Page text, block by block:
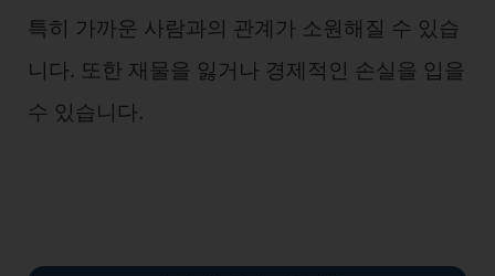
특히 가까운 사람과의 관계가 소원해질 수 있습
니다. 또한 재물을 잃거나 경제적인 손실을 입을
수 있습니다.